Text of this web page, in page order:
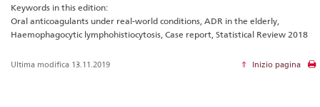
Keywords in this edition:
Oral anticoagulants under real-world conditions, ADR in the elderly,
Haemophagocytic lymphohistiocytosis, Case report, Statistical Review 2018
Ultima modifica 13.11.2019 Inizio pagina